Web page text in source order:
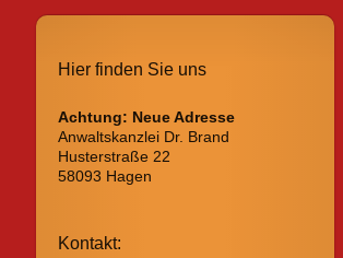
Hier finden Sie uns
Achtung: Neue Adresse
Anwaltskanzlei Dr. Brand
Husterstraße 22
58093 Hagen
Kontakt: